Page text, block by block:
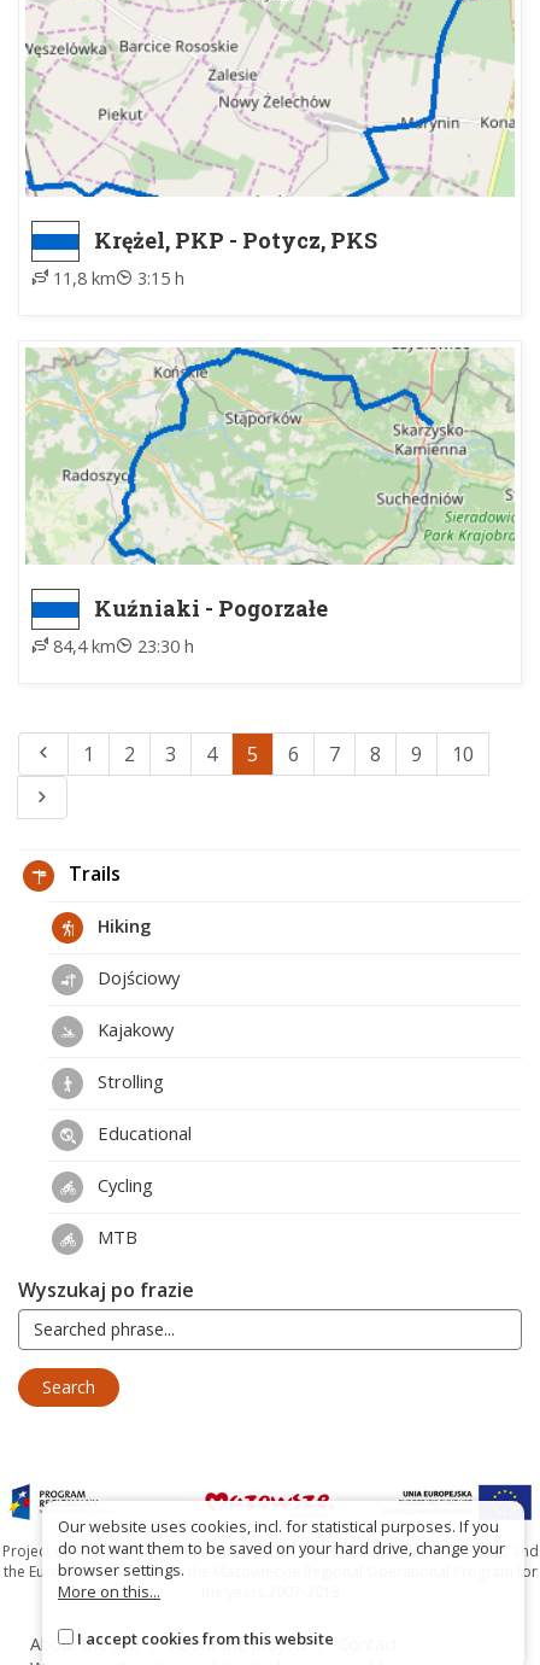
Krężel, PKP - Potycz, PKS
11,8 km 3:15 h
Kuźniaki - Pogorzałe
84,4 km 23:30 h
1 2 3 4 5 6 7 8 9 10
Trails
Hiking
Dojściowy
Kajakowy
Strolling
Educational
Cycling
MTB
Wyszukaj po frazie
Project co-financed by the Marshal's Office of the Mazowieckie Voivodship and
the European Union under the Mazowieckie Regional Operational Program for
About the site About the project
Our website uses cookies, incl. for statistical purposes. If you
do not want them to be saved on your hard drive, change your
browser settings.
More on this...
I accept cookies from this website